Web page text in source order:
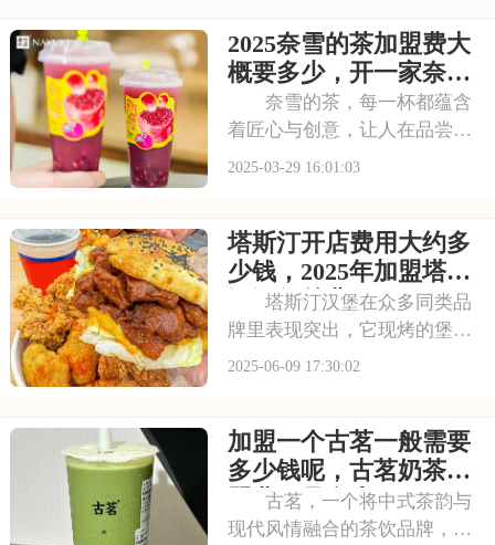
牌形象和口味特色，那么加盟
华莱士或许能给你带来启发和
帮助。本文将为你详
2025奈雪的茶加盟费大
概要多少，开一家奈雪
的茶要多少资金
奈雪的茶，每一杯都蕴含
着匠心与创意，让人在品尝的
同时也能感受到品牌的独特魅
的茶，你将获得广阔的市场前
景和丰厚的利润空间。本文将
为你揭秘2025奈
2025-03-29 16:01:03
塔斯汀开店费用大约多
少钱，2025年加盟塔斯
汀汉堡总费用
塔斯汀汉堡在众多同类品
牌里表现突出，它现烤的堡胚
和丰富多样的馅料组合，吸引
对加盟塔斯汀感兴趣。下面就
给大家详细说说塔斯汀开店费
用大约多少钱，20
2025-06-09 17:30:02
加盟一个古茗一般需要
多少钱呢，古茗奶茶加
盟费用是多少万元
古茗，一个将中式茶韵与
现代风情融合的茶饮品牌，正